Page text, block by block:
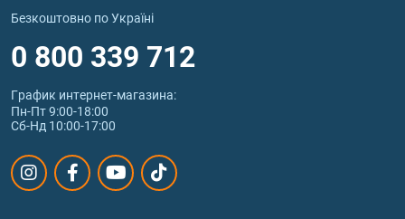
Безкоштовно по Україні
0 800 339 712
График интернет‑магазина:
Пн-Пт 9:00-18:00
Сб-Нд 10:00-17:00